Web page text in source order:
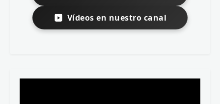
Vídeos en nuestro canal